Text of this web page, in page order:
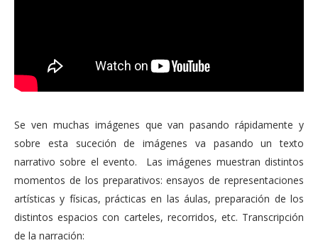
Se ven muchas imágenes que van pasando rápidamente y
sobre esta suceción de imágenes va pasando un texto
narrativo sobre el evento. Las imágenes muestran distintos
momentos de los preparativos: ensayos de representaciones
artísticas y físicas, prácticas en las áulas, preparación de los
distintos espacios con carteles, recorridos, etc. Transcripción
de la narración: